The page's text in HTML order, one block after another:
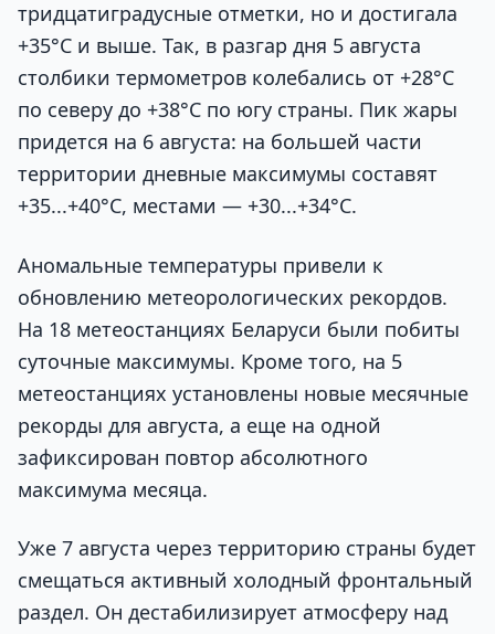
тридцатиградусные отметки, но и достигала
+35°С и выше. Так, в разгар дня 5 августа
столбики термометров колебались от +28°С
по северу до +38°С по югу страны. Пик жары
придется на 6 августа: на большей части
территории дневные максимумы составят
+35...+40°С, местами — +30...+34°С.
Аномальные температуры привели к
обновлению метеорологических рекордов.
На 18 метеостанциях Беларуси были побиты
суточные максимумы. Кроме того, на 5
метеостанциях установлены новые месячные
рекорды для августа, а еще на одной
зафиксирован повтор абсолютного
максимума месяца.
Уже 7 августа через территорию страны будет
смещаться активный холодный фронтальный
раздел. Он дестабилизирует атмосферу над